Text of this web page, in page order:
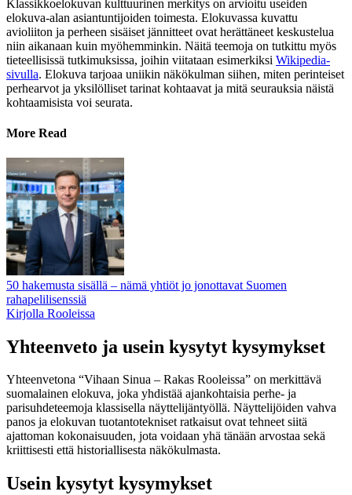
Klassikkoelokuvan kulttuurinen merkitys on arvioitu useiden
elokuva-alan asiantuntijoiden toimesta. Elokuvassa kuvattu
avioliiton ja perheen sisäiset jännitteet ovat herättäneet keskustelua
niin aikanaan kuin myöhemminkin. Näitä teemoja on tutkittu myös
tieteellisissä tutkimuksissa, joihin viitataan esimerkiksi Wikipedia-
sivulla. Elokuva tarjoaa uniikin näkökulman siihen, miten perinteiset
perhearvot ja yksilölliset tarinat kohtaavat ja mitä seurauksia näistä
kohtaamisista voi seurata.
More Read
50 hakemusta sisällä – nämä yhtiöt jo jonottavat Suomen
rahapelilisenssiä
Kirjolla Rooleissa
Yhteenveto ja usein kysytyt kysymykset
Yhteenvetona “Vihaan Sinua – Rakas Rooleissa” on merkittävä
suomalainen elokuva, joka yhdistää ajankohtaisia perhe- ja
parisuhdeteemoja klassisella näyttelijäntyöllä. Näyttelijöiden vahva
panos ja elokuvan tuotantotekniset ratkaisut ovat tehneet siitä
ajattoman kokonaisuuden, jota voidaan yhä tänään arvostaa sekä
kriittisesti että historiallisesta näkökulmasta.
Usein kysytyt kysymykset